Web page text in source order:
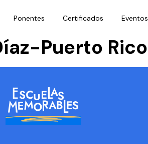
Ponentes Certificados Eventos
Puerto Rico